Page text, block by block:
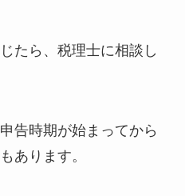
たら、税理士に相談し
告時期が始まってから
あります。